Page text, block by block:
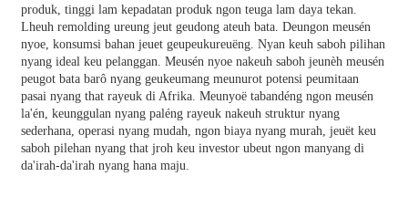
produk, tinggi lam kepadatan produk ngon teuga lam daya tekan.
Lheuh remolding ureung jeut geudong ateuh bata. Deungon meusén
nyoe, konsumsi bahan jeuet geupeukureuëng. Nyan keuh saboh pilihan
nyang ideal keu pelanggan. Meusén nyoe nakeuh saboh jeunèh meusén
peugot bata barô nyang geukeumang meunurot potensi peumitaan
pasai nyang that rayeuk di Afrika. Meunyoë tabandéng ngon meusén
la'én, keunggulan nyang paléng rayeuk nakeuh struktur nyang
sederhana, operasi nyang mudah, ngon biaya nyang murah, jeuët keu
saboh pilehan nyang that jroh keu investor ubeut ngon manyang di
da'irah-da'irah nyang hana maju.